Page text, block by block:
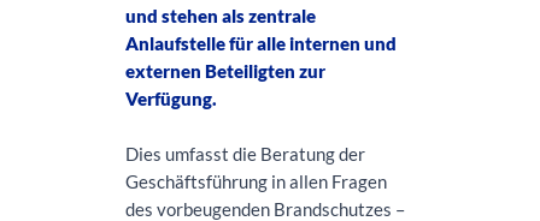
und stehen als zentrale
Anlaufstelle für alle internen und
externen Beteiligten zur
Verfügung.
Dies umfasst die Beratung der
Geschäftsführung in allen Fragen
des vorbeugenden Brandschutzes –